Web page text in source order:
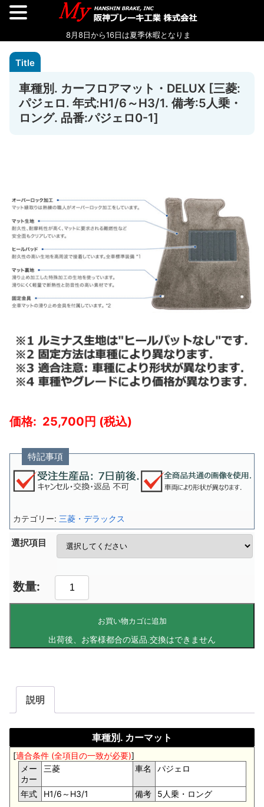
車種別. カーフロアマット・DELUX [三菱:
パジェロ. 年式:H1/6～H3/1. 備考:5人乗・
ロング. 品番:パジェロ0-1]
25,700
特記事項
選択項目
お買い物カゴに追加
カテゴリー: 三菱・デラックス
説明
車種別. カーマット
[適合条件 (全項目の一致が必要)]
メー
カー
三菱 車名 パジェロ
年式 H1/6～H3/1 備考 5人乗・ロング